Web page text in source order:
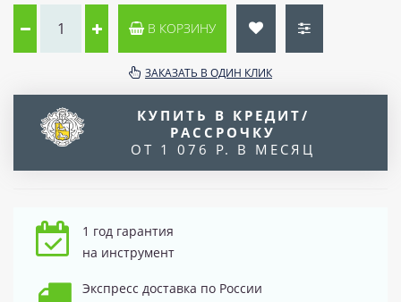
В КОРЗИНУ
ЗАКАЗАТЬ В ОДИН КЛИК
КУПИТЬ В КРЕДИТ/
РАССРОЧКУ
ОТ 1 076 Р. В МЕСЯЦ
1 год гарантия
на инструмент
Экспресс доставка по России